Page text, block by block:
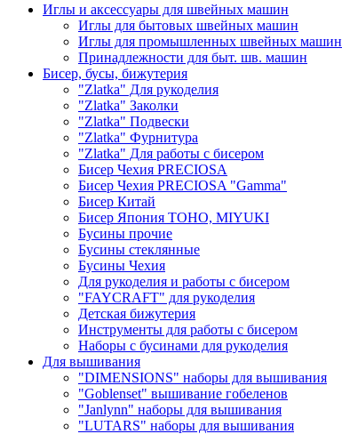
Иглы и аксессуары для швейных машин
Иглы для бытовых швейных машин
Иглы для промышленных швейных машин
Принадлежности для быт. шв. машин
Бисер, бусы, бижутерия
"Zlatka" Для рукоделия
"Zlatka" Заколки
"Zlatka" Подвески
"Zlatka" Фурнитура
"Zlatka" Для работы с бисером
Бисер Чехия PRECIOSA
Бисер Чехия PRECIOSA "Gamma"
Бисер Китай
Бисер Япония TOHO, MIYUKI
Бусины прочие
Бусины стеклянные
Бусины Чехия
Для рукоделия и работы с бисером
"FAYCRAFT" для рукоделия
Детская бижутерия
Инструменты для работы с бисером
Наборы с бусинами для рукоделия
Для вышивания
"DIMENSIONS" наборы для вышивания
"Goblenset" вышивание гобеленов
"Janlynn" наборы для вышивания
"LUTARS" наборы для вышивания